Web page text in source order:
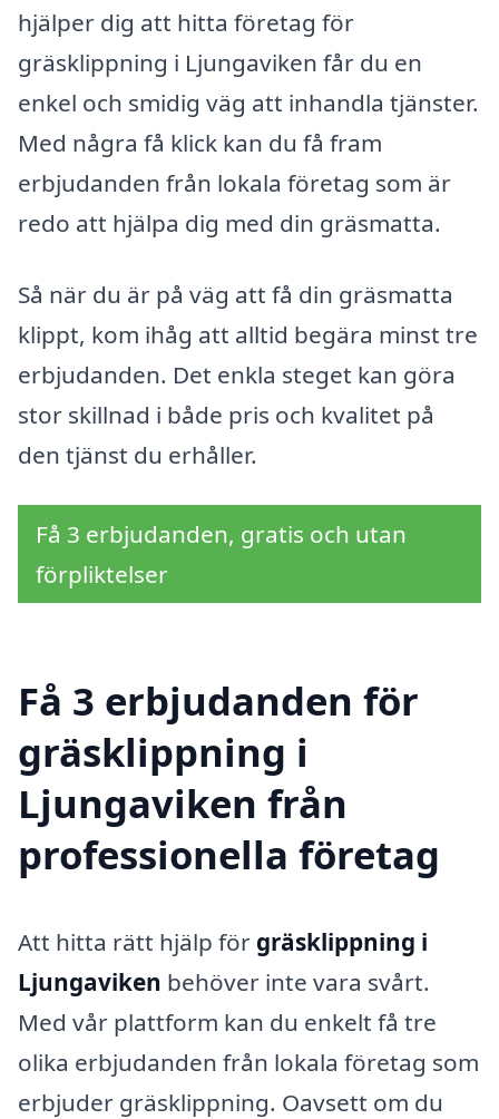
hjälper dig att hitta företag för
gräsklippning i Ljungaviken får du en
enkel och smidig väg att inhandla tjänster.
Med några få klick kan du få fram
erbjudanden från lokala företag som är
redo att hjälpa dig med din gräsmatta.
Så när du är på väg att få din gräsmatta
klippt, kom ihåg att alltid begära minst tre
erbjudanden. Det enkla steget kan göra
stor skillnad i både pris och kvalitet på
den tjänst du erhåller.
Få 3 erbjudanden, gratis och utan
förpliktelser
Få 3 erbjudanden för
gräsklippning i
Ljungaviken från
professionella företag
Att hitta rätt hjälp för gräsklippning i
Ljungaviken behöver inte vara svårt.
Med vår plattform kan du enkelt få tre
olika erbjudanden från lokala företag som
erbjuder gräsklippning. Oavsett om du